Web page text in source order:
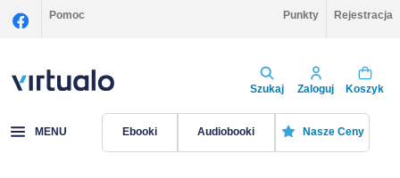
Pomoc Punkty Rejestracja
Szukaj Zaloguj Koszyk
MENU Ebooki Audiobooki Nasze Ceny